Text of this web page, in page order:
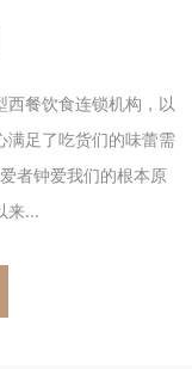
餐饮食连锁机构，以
满足了吃货们的味蕾需
者钟爱我们的根本原
来...